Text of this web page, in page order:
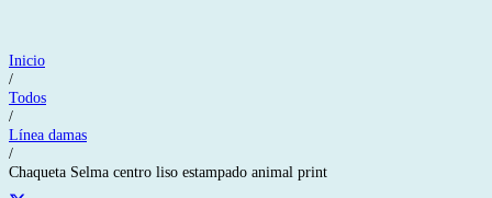
Inicio
/
Todos
/
Línea damas
/
Chaqueta Selma centro liso estampado animal print